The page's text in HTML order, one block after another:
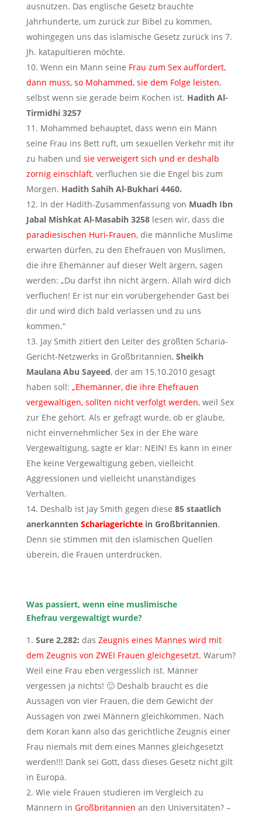
ausnützen. Das englische Gesetz brauchte
Jahrhunderte, um zurück zur Bibel zu kommen,
wohingegen uns das islamische Gesetz zurück ins 7.
Jh. katapultieren möchte.
Wenn ein Mann seine Frau zum Sex auffordert,
dann muss, so Mohammed, sie dem Folge leisten,
selbst wenn sie gerade beim Kochen ist. Hadith Al-
Tirmidhi 3257
Mohammed behauptet, dass wenn ein Mann
seine Frau ins Bett ruft, um sexuellen Verkehr mit ihr
zu haben und sie verweigert sich und er deshalb
zornig einschläft, verfluchen sie die Engel bis zum
Morgen. Hadith Sahih Al-Bukhari 4460.
In der Hadith-Zusammenfassung von Muadh Ibn
Jabal Mishkat Al-Masabih 3258lesen wir, dass die
paradiesischen Huri-Frauen, die männliche Muslime
erwarten dürfen, zu den Ehefrauen von Muslimen,
die ihre Ehemänner auf dieser Welt ärgern, sagen
werden: „Du darfst ihn nicht ärgern. Allah wird dich
verfluchen! Er ist nur ein vorübergehender Gast bei
dir und wird dich bald verlassen und zu uns
kommen.“
Jay Smith zitiert den Leiter des größten Scharia-
Gericht-Netzwerks in Großbritannien, Sheikh
Maulana Abu Sayeed, der am 15.10.2010 gesagt
haben soll: „Ehemänner, die ihre Ehefrauen
vergewaltigen, sollten nicht verfolgt werden, weil Sex
zur Ehe gehört. Als er gefragt wurde, ob er glaube,
nicht einvernehmlicher Sex in der Ehe wäre
Vergewaltigung, sagte er klar: NEIN! Es kann in einer
Ehe keine Vergewaltigung geben, vielleicht
Aggressionen und vielleicht unanständiges
Verhalten.
Deshalb ist Jay Smith gegen diese 85 staatlich
anerkannten Schariagerichte in Großbritannien.
Denn sie stimmen mit den islamischen Quellen
überein, die Frauen unterdrücken.
Was passiert, wenn eine muslimische
Ehefrau vergewaltigt wurde?
Sure 2,282: das Zeugnis eines Mannes wird mit
dem Zeugnis von ZWEI Frauen gleichgesetzt. Warum?
Weil eine Frau eben vergesslich ist. Männer
vergessen ja nichts! 🙂 Deshalb braucht es die
Aussagen von vier Frauen, die dem Gewicht der
Aussagen von zwei Männern gleichkommen. Nach
dem Koran kann also das gerichtliche Zeugnis einer
Frau niemals mit dem eines Mannes gleichgesetzt
werden!!! Dank sei Gott, dass dieses Gesetz nicht gilt
in Europa.
Wie viele Frauen studieren im Vergleich zu
Männern in Großbritannien an den Universitäten? –